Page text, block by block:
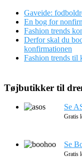
Gaveide:
En bog for
Fashion trends
Derfor skal du
konfirmationen
Fashion trends til
Tøjbutikker til
Se
Gratis
Se
Gratis